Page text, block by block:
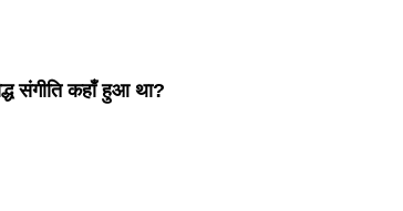
संगीति कहाँ हुआ था?